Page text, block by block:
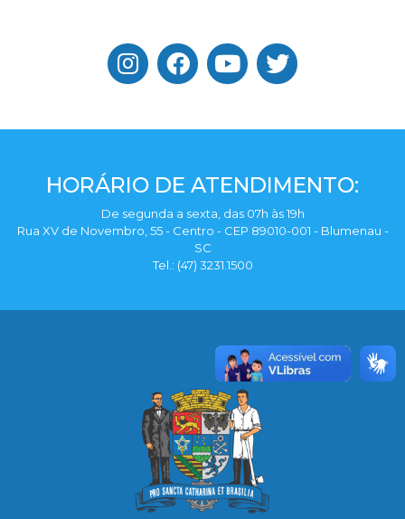
HORÁRIO DE ATENDIMENTO:
De segunda a sexta, das 07h às 19h
Rua XV de Novembro, 55 - Centro - CEP 89010-001 - Blumenau -
SC
Tel.: (47) 3231.1500